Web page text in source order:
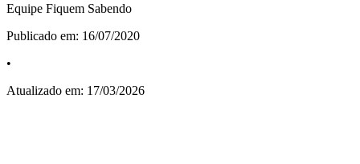
Equipe Fiquem Sabendo
Publicado em: 16/07/2020
•
Atualizado em: 17/03/2026